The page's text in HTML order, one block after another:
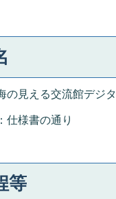
の見える交流館デジ
仕様書の通り
等